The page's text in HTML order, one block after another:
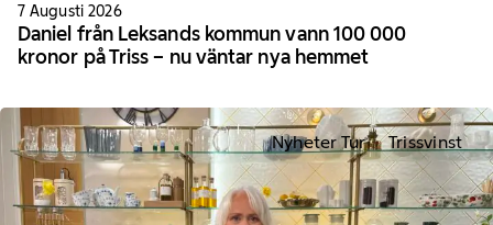
7 Augusti 2026
Daniel från Leksands kommun vann 100 000
kronor på Triss – nu väntar nya hemmet
Nyheter Tur Trissvinst